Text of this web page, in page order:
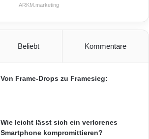
ARKM.marketing
Beliebt Kommentare
Von Frame-Drops zu Framesieg:
Wie leicht lässt sich ein verlorenes
Smartphone kompromittieren?